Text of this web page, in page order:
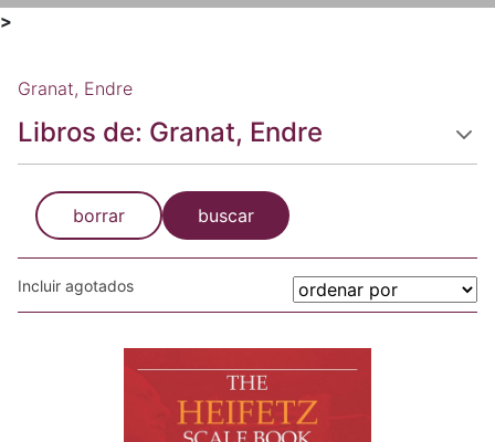
>
Granat, Endre
Libros de: Granat, Endre
borrar buscar
Incluir agotados